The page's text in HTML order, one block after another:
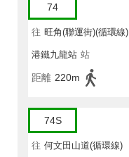
74
往 旺角(聯運街)(循環線)
港鐵九龍站 站
距離 220m
74S
往 何文田山道(循環線)